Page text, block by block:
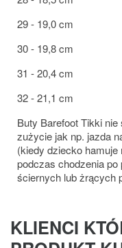
29 - 19,0 cm
30 - 19,8 cm
31 - 20,4 cm
32 - 21,1 cm
Buty Barefoot Tikki
zużycie jak np. jazda
(kiedy dziecko hamuje
podczas chodzenia
ściernych lub żrących
KLIENCI